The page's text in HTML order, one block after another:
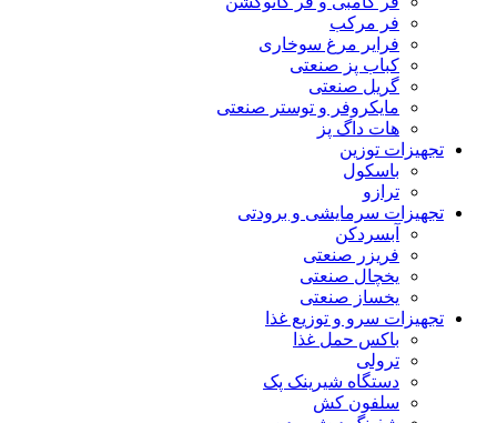
فر مرکب
فرایر مرغ سوخاری
کباب پز صنعتی
گریل صنعتی
مایکروفر و توستر صنعتی
هات داگ پز
تجهیزات توزین
باسکول
ترازو
تجهیزات سرمایشی و برودتی
آبسردکن
فریزر صنعتی
یخچال صنعتی
یخساز صنعتی
تجهیزات سرو و توزیع غذا
باکس حمل غذا
ترولی
دستگاه شیرینک پک
سلفون کش